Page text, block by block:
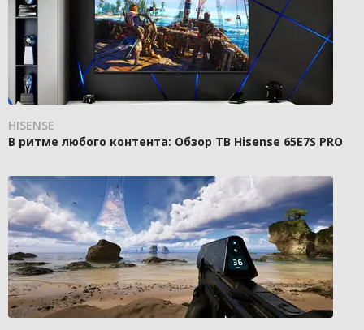
HISENSE
В ритме любого контента: Обзор ТВ Hisense 65E7S PRO